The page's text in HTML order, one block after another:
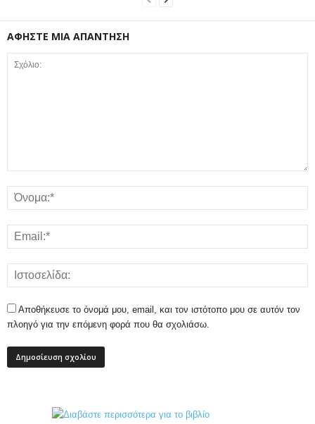
ΑΦΗΣΤΕ ΜΙΑ ΑΠΑΝΤΗΣΗ
Αποθήκευσε το όνομά μου, email, και τον ιστότοπο μου σε αυτόν τον
πλοηγό για την επόμενη φορά που θα σχολιάσω.